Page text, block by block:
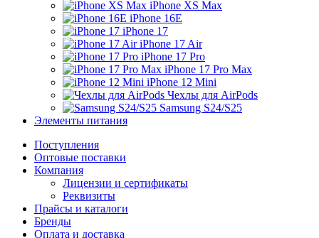
iPhone XS Max
iPhone 16E
iPhone 17
iPhone 17 Air
iPhone 17 Pro
iPhone 17 Pro Max
iPhone 12 Mini
Чехлы для AirPods
Samsung S24/S25
Элементы питания
Поступления
Оптовые поставки
Компания
Лицензии и сертификаты
Реквизиты
Прайсы и каталоги
Бренды
Оплата и доставка